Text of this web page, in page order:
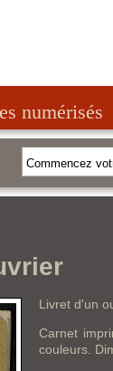
numérisés
Livret d'un
Carnet
couleurs.